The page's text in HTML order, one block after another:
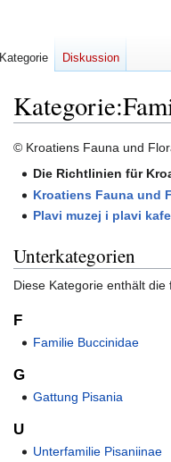
Kategorie:
Zur
Navigation
Zur
Suche
© Kroatiens Fauna und
Die Richtlinien für
Kroatiens Fauna und
Plavi muzej i plavi kafe
Unterkategorien
Diese Kategorie enthält
F
Familie Buccinidae
G
Gattung Pisania
U
Unterfamilie Pisaniinae
Kategorie Diskussion